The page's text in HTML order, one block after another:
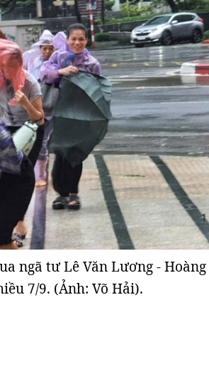
ngã tư Lê Văn Lương -
7/9. (Ảnh: Võ Hải).